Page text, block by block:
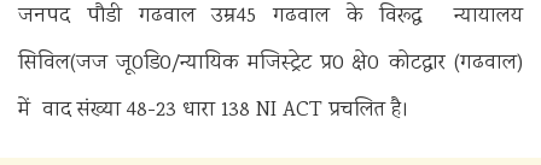
जनपद पौडी गढवाल उम्र45 गढवाल के विरूद्ध न्यायालय
सिविल(जज जू0डि0/न्यायिक मजिस्ट्रेट प्र0 क्षे0 कोटद्वार (गढवाल)
में वाद संख्या 48-23 धारा 138 NI ACT प्रचलित है।